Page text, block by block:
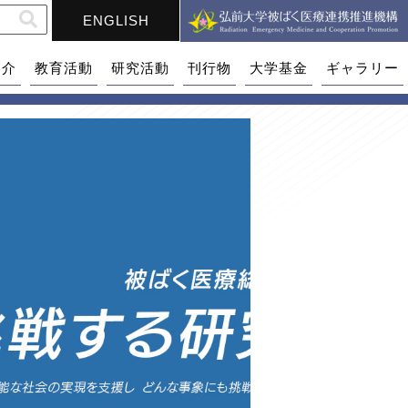
ENGLISH
教育活動 研究活動 刊行物 大学基金 ギャラリー